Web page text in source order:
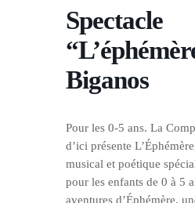
Spectacle
Biganos
Pour les 0-5 ans. La
d’ici présente
musical et poétique
pour les enfants de 0 à 5
aventures d’Éphémère,